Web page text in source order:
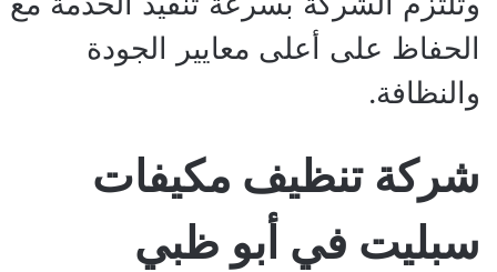
الحفاظ على أعلى معايير الجودة
والنظافة.
شركة تنظيف مكيفات
سبليت في أبو ظبي